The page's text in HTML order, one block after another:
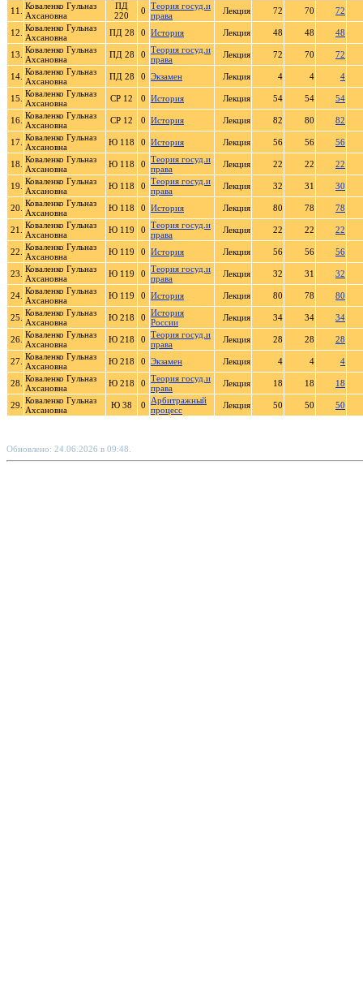
11.
Коваленко Гульназ
Ахсановна
ПД
220
0 Теория госуд.и
права
Лекция 72 70 72
12. Коваленко Гульназ
Ахсановна
ПД 28 0 История Лекция 48 48 48
13. Коваленко Гульназ
Ахсановна
ПД 28 0 Теория госуд.и
права
Лекция 72 70 72
14. Коваленко Гульназ
Ахсановна
ПД 28 0 Экзамен Лекция 4 4 4
15. Коваленко Гульназ
Ахсановна
СР 12 0 История Лекция 54 54 54
16. Коваленко Гульназ
Ахсановна
СР 12 0 История Лекция 82 80 82
17. Коваленко Гульназ
Ахсановна
Ю 118 0 История Лекция 56 56 56
18. Коваленко Гульназ
Ахсановна
Ю 118 0 Теория госуд.и
права
Лекция 22 22 22
19. Коваленко Гульназ
Ахсановна
Ю 118 0 Теория госуд.и
права
Лекция 32 31 30
20. Коваленко Гульназ
Ахсановна
Ю 118 0 История Лекция 80 78 78
21.
Коваленко Гульназ
Ахсановна
Ю 119 0 Теория госуд.и
права
Лекция 22 22 22
22. Коваленко Гульназ
Ахсановна
Ю 119 0 История Лекция 56 56 56
23. Коваленко Гульназ
Ахсановна
Ю 119 0 Теория госуд.и
права
Лекция 32 31 32
24. Коваленко Гульназ
Ахсановна
Ю 119 0 История Лекция 80 78 80
25. Коваленко Гульназ
Ахсановна
Ю 218 0 История
России
Лекция 34 34 34
26. Коваленко Гульназ
Ахсановна
Ю 218 0 Теория госуд.и
права
Лекция 28 28 28
27. Коваленко Гульназ
Ахсановна
Ю 218 0 Экзамен Лекция 4 4 4
28. Коваленко Гульназ
Ахсановна
Ю 218 0 Теория госуд.и
права
Лекция 18 18 18
29. Коваленко Гульназ
Ахсановна
Ю 38 0
Арбитражный
процесс
Лекция 50 50 50
Обновлено: 24.06.2026 в 09:48.